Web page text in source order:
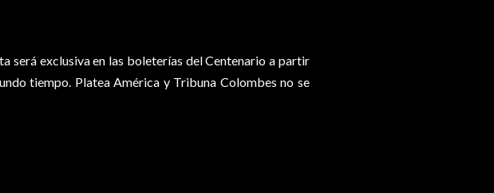
será exclusiva en las boleterías del Centenario a partir
tiempo. Platea América y Tribuna Colombes no se